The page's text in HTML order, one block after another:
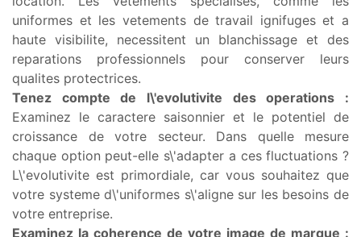
uniformes et les vetements de travail ignifuges et a
haute visibilite, necessitent un blanchissage et des
reparations professionnels pour conserver leurs
qualites protectrices.
Tenez compte de l\'evolutivite des operations :
Examinez le caractere saisonnier et le potentiel de
croissance de votre secteur. Dans quelle mesure
chaque option peut-elle s\'adapter a ces fluctuations ?
L\'evolutivite est primordiale, car vous souhaitez que
votre systeme d\'uniformes s\'aligne sur les besoins de
votre entreprise.
Examinez la coherence de votre image de marque :